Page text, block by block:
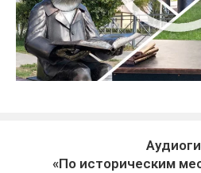
«По историческим